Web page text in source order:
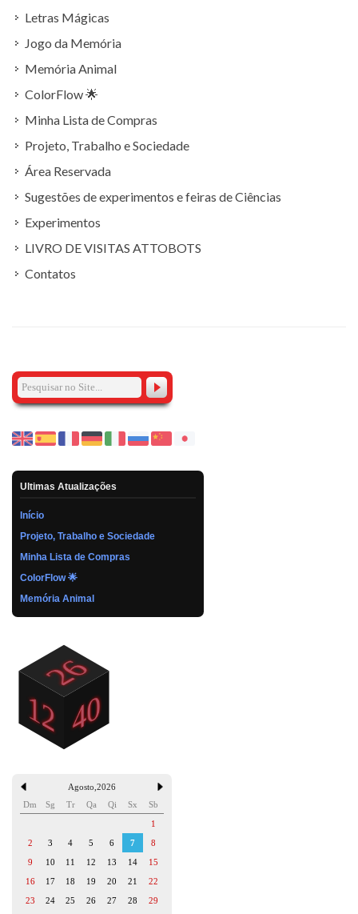
Letras Mágicas
Jogo da Memória
Memória Animal
ColorFlow 🌟
Minha Lista de Compras
Projeto, Trabalho e Sociedade
Área Reservada
Sugestões de experimentos e feiras de Ciências
Experimentos
LIVRO DE VISITAS ATTOBOTS
Contatos
Ultimas Atualizações
Início
Projeto, Trabalho e Sociedade
Minha Lista de Compras
ColorFlow 🌟
Memória Animal
Agosto 2026
Dm
Sg Tr Qa Qi Sx
Sb
1
2
3 4 5 6 7
8
9
10 11 12 13 14
15
16
17 18 19 20 21
22
23
24 25 26 27 28
29